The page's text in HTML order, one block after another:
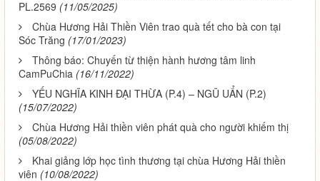
PL.2569 (11/05/2025)
Chùa Hương Hải Thiền Viên trao quà tết cho bà con tại
Sóc Trăng (17/01/2023)
Thông báo: Chuyến từ thiện hành hương tâm linh
CamPuChia (16/11/2022)
YẾU NGHĨA KINH ĐẠI THỪA (P.4) – NGŨ UẨN (P.2)
(15/07/2022)
Chùa Hương Hải thiền viên phát quà cho người khiếm thị
(05/08/2022)
Khai giảng lớp học tình thương tại chùa Hương Hải thiền
viên (10/08/2022)